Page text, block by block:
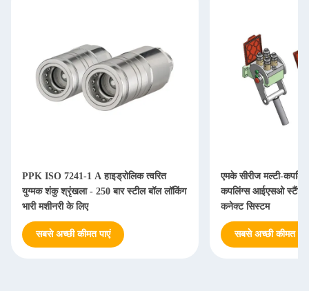
PPK ISO 7241-1 A हाइड्रोलिक त्वरित
युग्मक शंकु श्रृंखला - 250 बार स्टील बॉल लॉकिंग
भारी मशीनरी के लिए
सबसे अच्छी कीमत पाएं
एमके सीरीज मल्टी-
कपलिंग्स आईएसओ
कनेक्ट सिस्टम
सबसे अच्छी कीमत पाएं